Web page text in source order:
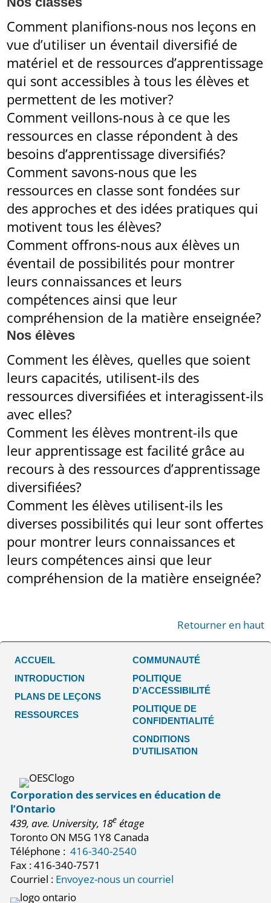
Comment planifions-nous nos leçons en
vue d’utiliser un éventail diversifié de
matériel et de ressources d’apprentissage
qui sont accessibles à tous les élèves et
permettent de les motiver?
Comment veillons-nous à ce que les
ressources en classe répondent à des
besoins d’apprentissage diversifiés?
Comment savons-nous que les
ressources en classe sont fondées sur
des approches et des idées pratiques qui
motivent tous les élèves?
Comment offrons-nous aux élèves un
éventail de possibilités pour montrer
leurs connaissances et leurs
compétences ainsi que leur
compréhension de la matière enseignée?
Nos élèves
Comment les élèves, quelles que soient
leurs capacités, utilisent-ils des
ressources diversifiées et interagissent-ils
avec elles?
Comment les élèves montrent-ils que
leur apprentissage est facilité grâce au
recours à des ressources d’apprentissage
diversifiées?
Comment les élèves utilisent-ils les
diverses possibilités qui leur sont offertes
pour montrer leurs connaissances et
leurs compétences ainsi que leur
compréhension de la matière enseignée?
Retourner en haut
ACCUEIL
INTRODUCTION
PLANS DE LEÇONS
RESSOURCES
COMMUNAUTÉ
POLITIQUE
D’ACCESSIBILITÉ
POLITIQUE DE
CONFIDENTIALITÉ
CONDITIONS
D’UTILISATION
Corporation des services en éducation de
l’Ontario
439, ave. University, 18e étage
Toronto ON M5G 1Y8 Canada
Téléphone : 416-340-2540
Fax : 416-340-7571
Courriel : Envoyez-nous un courriel